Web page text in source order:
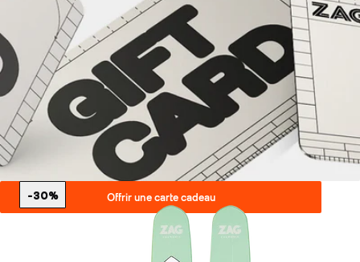
Offrir une carte cadeau
-30%